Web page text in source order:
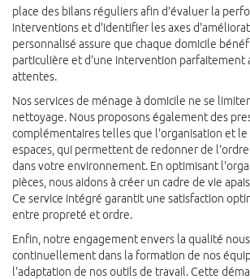
place des bilans réguliers afin d'évaluer la
interventions et d'identifier les axes
personnalisé assure que chaque domicile
particulière et d'une intervention parfaitement
attentes.
Nos services de ménage à domicile ne se
nettoyage. Nous proposons également des
complémentaires telles que l'organisation et
espaces, qui permettent de redonner de
dans votre environnement. En optimisant
pièces, nous aidons à créer un cadre de vie
Ce service intégré garantit une satisfaction
entre propreté et ordre.
Enfin, notre engagement envers la qualité
continuellement dans la formation de nos
l'adaptation de nos outils de travail. Cette